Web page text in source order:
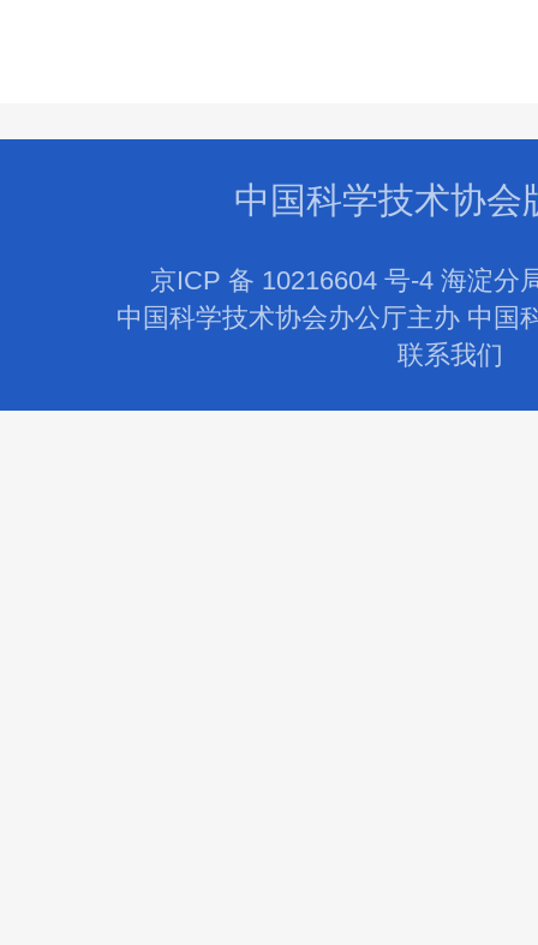
中国科学技术协会
京ICP 备 10216604 号-4 海淀分
中国科学技术协会办公厅主办 中国
联系我们